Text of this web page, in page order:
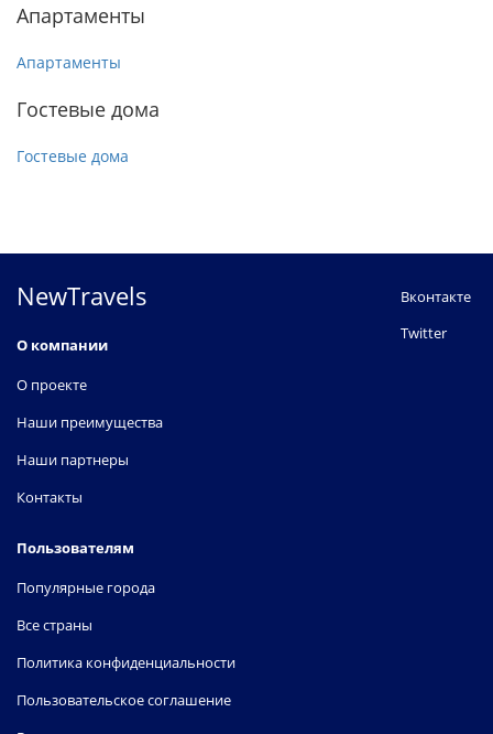
Апартаменты
Апартаменты
Гостевые дома
Гостевые дома
NewTravels
О компании
О проекте
Наши преимущества
Наши партнеры
Контакты
Пользователям
Популярные города
Все страны
Политика конфиденциальности
Пользовательское соглашение
Вконтакте
Twitter